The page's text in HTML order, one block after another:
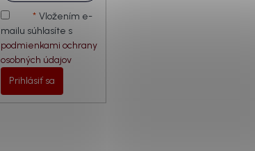
Vložením e-
mailu súhlasíte s
podmienkami ochrany
osobných údajov
Prihlásiť sa